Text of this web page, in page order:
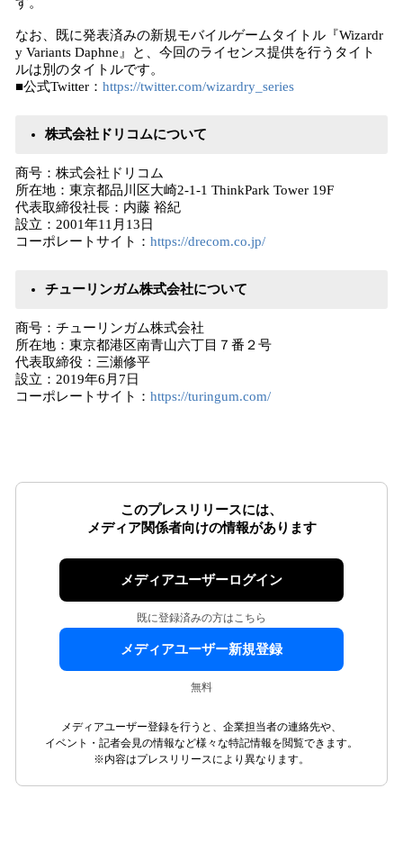
なお、既に発表済みの新規モバイルゲームタイトル『Wizardr
y Variants Daphne』と、今回のライセンス提供を⾏うタイト
ルは別のタイトルです。
■公式Twitter： https://twitter.com/wizardry_series
株式会社ドリコムについて
商号：株式会社ドリコム
所在地：東京都品川区大崎2-1-1 ThinkPark Tower 19F
代表取締役社長：内藤 裕紀
設立：2001年11月13日
コーポレートサイト： https://drecom.co.jp/
チューリンガム株式会社について
商号：チューリンガム株式会社
所在地：東京都港区南青山六丁目７番２号
代表取締役：三瀬修平
設立：2019年6月7日
コーポレートサイト： https://turingum.com/
このプレスリリースには、
メディア関係者向けの情報があります
メディアユーザーログイン
既に登録済みの方はこちら
メディアユーザー新規登録
無料
メディアユーザー登録を行うと、企業担当者の連絡先や、
イベント・記者会見の情報など様々な特記情報を閲覧できます。
※内容はプレスリリースにより異なります。